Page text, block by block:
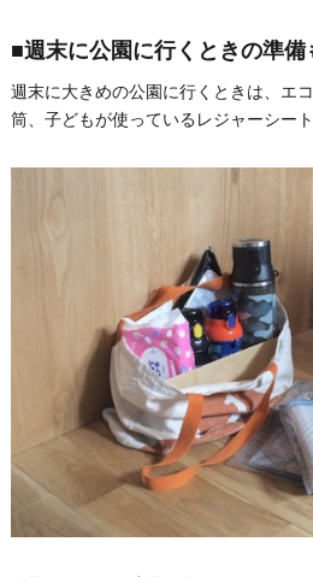
■週末に公園に行くときの準備
週末に大きめの公園に行くときは、エ
筒、子どもが使っているレジャーシー